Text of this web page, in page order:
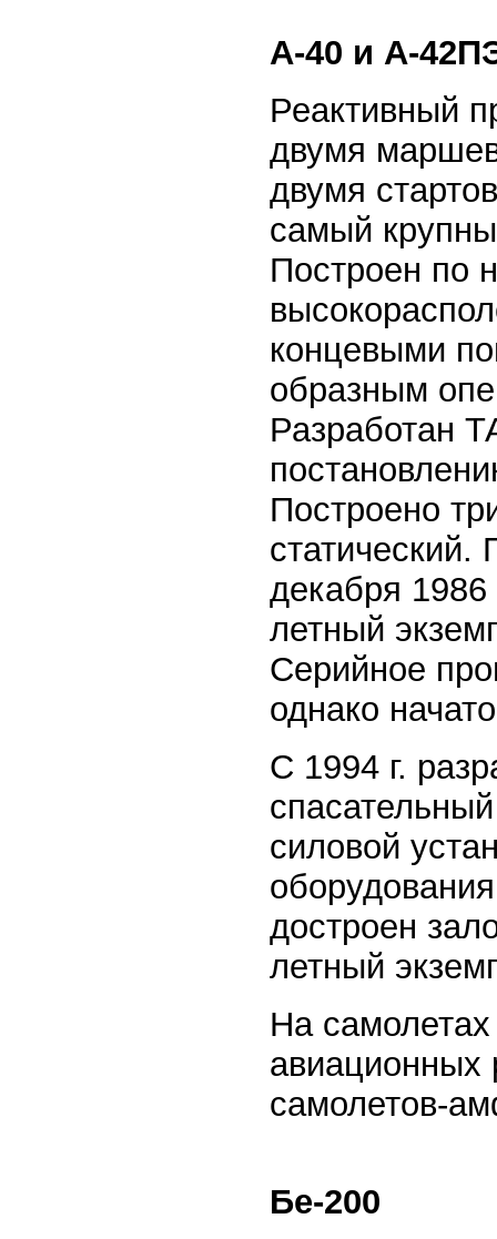
А-40 и А-
Реактивный
двумя
двумя
самый
Построен по
концевыми
образным
Разработан
Построено
декабря 1986
летный
Серийное
однако
С 1994 г.
силовой
достроен
летный
На
авиационных
самолетов-
Бе-200